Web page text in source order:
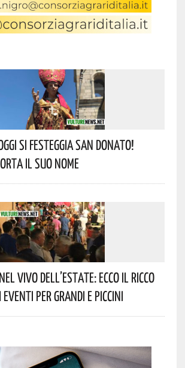
Si Festeggia San Donato!
Il Suo Nome
Vivo Dell’estate: Ecco Il Ricco
Per Grandi E Piccini